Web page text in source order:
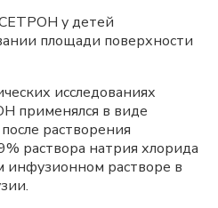
у детей
площади поверхности
исследованиях
применялся в виде
растворения
раствора натрия хлорида
инфузионном растворе в